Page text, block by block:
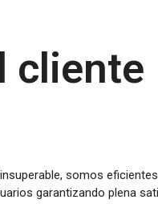
cliente
somos
garantizando plena